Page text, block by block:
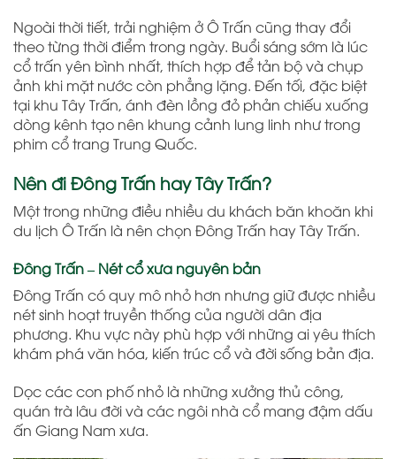
Ngoài thời tiết, trải nghiệm ở Ô Trấn cũng thay đổi
theo từng thời điểm trong ngày. Buổi sáng sớm là lúc
cổ trấn yên bình nhất, thích hợp để tản bộ và chụp
ảnh khi mặt nước còn phẳng lặng. Đến tối, đặc biệt
tại khu Tây Trấn, ánh đèn lồng đỏ phản chiếu xuống
dòng kênh tạo nên khung cảnh lung linh như trong
phim cổ trang Trung Quốc.
Nên đi Đông Trấn hay Tây Trấn?
Một trong những điều nhiều du khách băn khoăn khi
du lịch Ô Trấn là nên chọn Đông Trấn hay Tây Trấn.
Đông Trấn – Nét cổ xưa nguyên bản
Đông Trấn có quy mô nhỏ hơn nhưng giữ được nhiều
nét sinh hoạt truyền thống của người dân địa
phương. Khu vực này phù hợp với những ai yêu thích
khám phá văn hóa, kiến trúc cổ và đời sống bản địa.
Dọc các con phố nhỏ là những xưởng thủ công,
quán trà lâu đời và các ngôi nhà cổ mang đậm dấu
ấn Giang Nam xưa.